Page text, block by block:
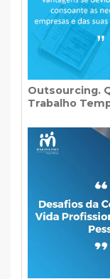
Outsourcing.
Trabalho